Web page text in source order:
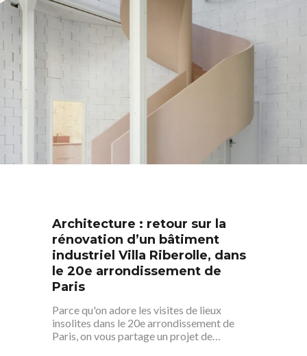
Architecture : retour sur la
rénovation d’un bâtiment
industriel Villa Riberolle, dans
le 20e arrondissement de
Paris
Parce qu'on adore les visites de lieux
insolites dans le 20e arrondissement de
Paris, on vous partage un projet de…